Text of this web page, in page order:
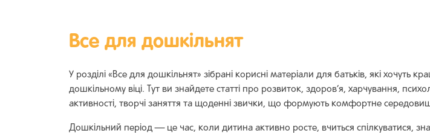
Все для дошкільнят
У розділі «Все для дошкільнят» зібрані корисні матеріали для батьків, які хочуть
дошкільному віці. Тут ви знайдете статті про розвиток, здоров’я, харчування,
активності, творчі заняття та щоденні звички, що формують комфортне
Дошкільний період — це час, коли дитина активно росте, вчиться спілкуватися,